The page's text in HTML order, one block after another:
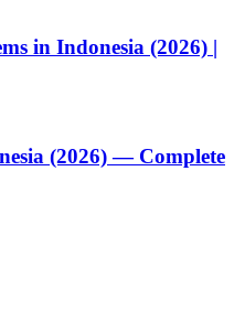
in Indonesia (2026) |
(2026) — Complete